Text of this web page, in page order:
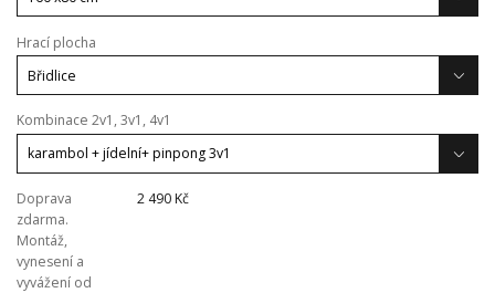
Hrací plocha
Kombinace 2v1, 3v1, 4v1
Doprava
zdarma.
Montáž,
vynesení a
vyvážení od
2 490 Kč